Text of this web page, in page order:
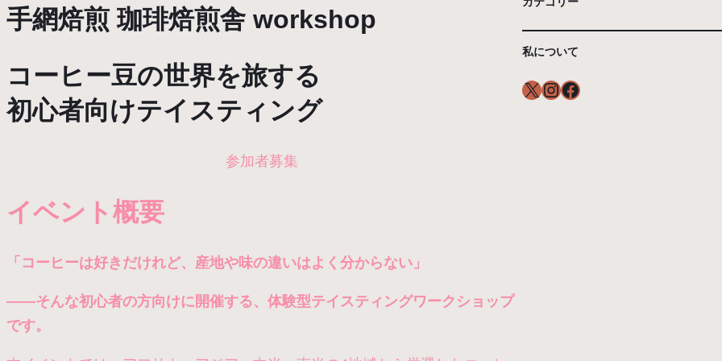
手網焙煎 珈琲焙煎舎 workshop
コーヒー豆の世界を旅する
初心者向けテイスティング
参加者募集
イベント概要
「コーヒーは好きだけれど、産地や味の違いはよく分からない」
――そんな初心者の方向けに開催する、体験型テイスティングワークショップ
です。
私について
X InstagramFacebook